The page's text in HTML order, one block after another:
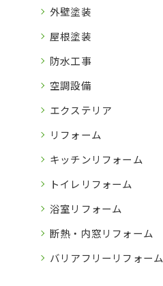
外壁塗装
屋根塗装
防水工事
空調設備
エクステリア
リフォーム
キッチンリフォーム
トイレリフォーム
浴室リフォーム
断熱・内窓リフォーム
バリアフリーリフォーム